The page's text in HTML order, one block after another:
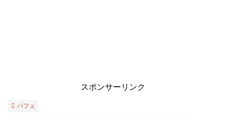
スポンサーリンク
パフェ